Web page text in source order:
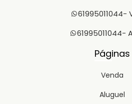
61995011044-
61995011044-
Páginas
Venda
Aluguel